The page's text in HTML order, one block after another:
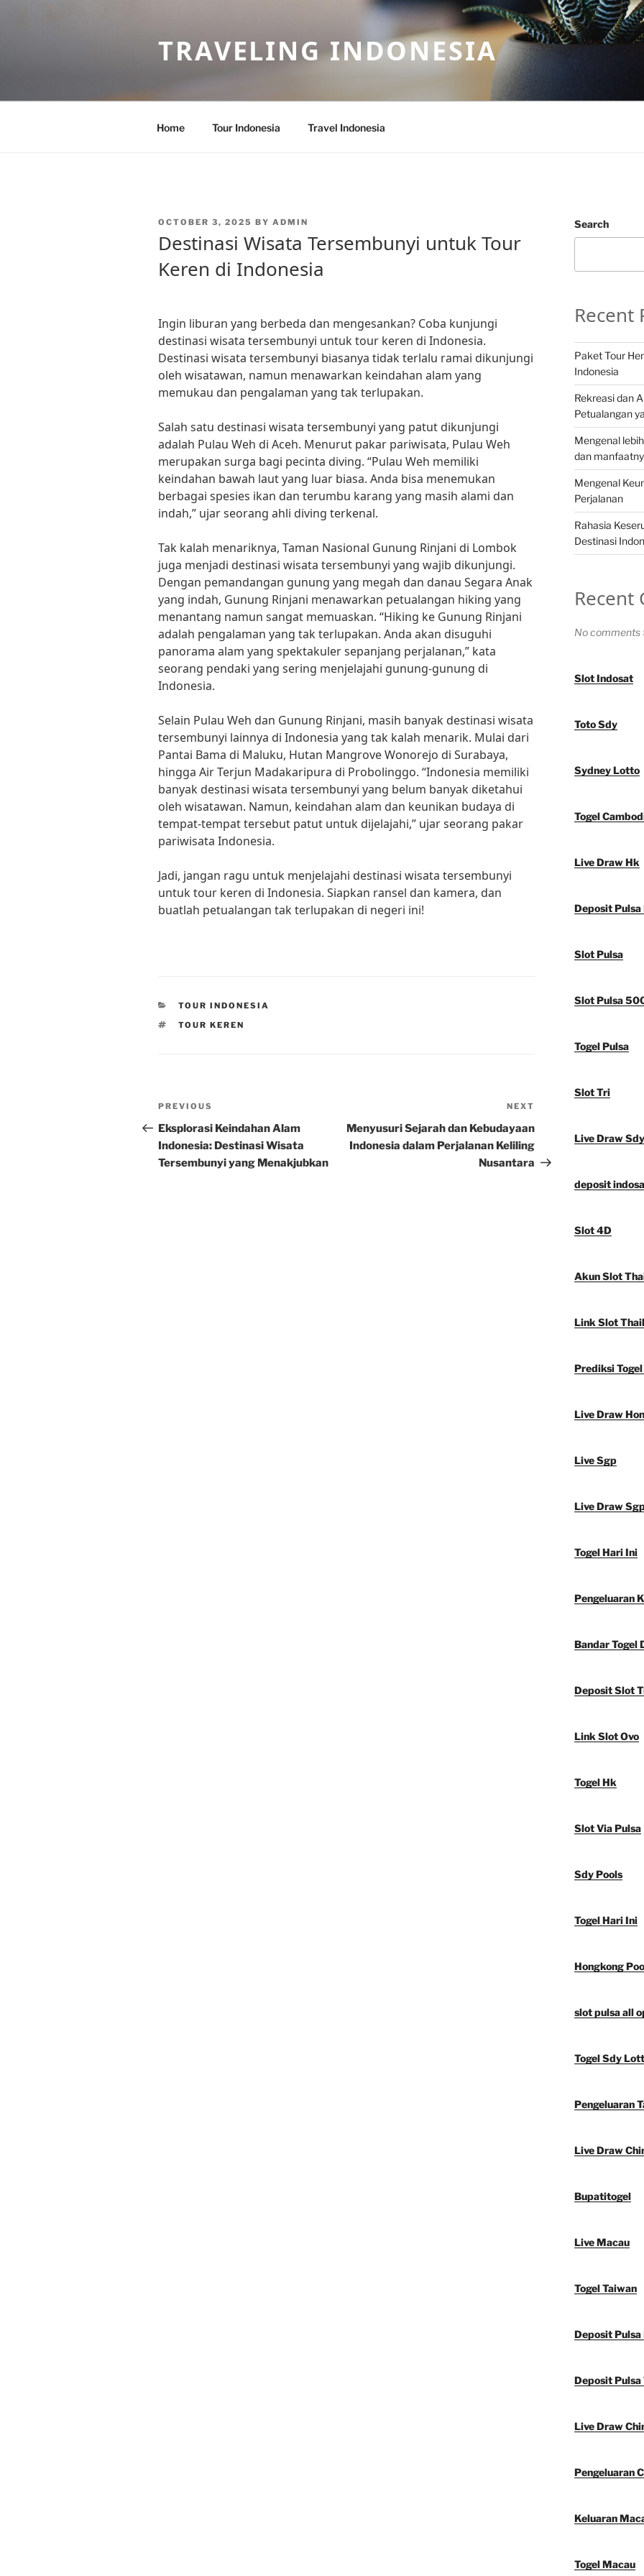
TRAVELING INDONESIA
Home Tour Indonesia Travel Indonesia
POSTED
OCTOBER 3, 2025 BY ADMIN
Destinasi Wisata Tersembunyi untuk Tour
Keren di Indonesia
Ingin liburan yang berbeda dan mengesankan? Coba kunjungi
destinasi wisata tersembunyi untuk tour keren di Indonesia.
Destinasi wisata tersembunyi biasanya tidak terlalu ramai dikunjungi
oleh wisatawan, namun menawarkan keindahan alam yang
memukau dan pengalaman yang tak terlupakan.
Salah satu destinasi wisata tersembunyi yang patut dikunjungi
adalah Pulau Weh di Aceh. Menurut pakar pariwisata, Pulau Weh
merupakan surga bagi pecinta diving. “Pulau Weh memiliki
keindahan bawah laut yang luar biasa. Anda bisa menemukan
berbagai spesies ikan dan terumbu karang yang masih alami dan
indah,” ujar seorang ahli diving terkenal.
Tak kalah menariknya, Taman Nasional Gunung Rinjani di Lombok
juga menjadi destinasi wisata tersembunyi yang wajib dikunjungi.
Dengan pemandangan gunung yang megah dan danau Segara Anak
yang indah, Gunung Rinjani menawarkan petualangan hiking yang
menantang namun sangat memuaskan. “Hiking ke Gunung Rinjani
adalah pengalaman yang tak terlupakan. Anda akan disuguhi
panorama alam yang spektakuler sepanjang perjalanan,” kata
seorang pendaki yang sering menjelajahi gunung-gunung di
Indonesia.
Selain Pulau Weh dan Gunung Rinjani, masih banyak destinasi wisata
tersembunyi lainnya di Indonesia yang tak kalah menarik. Mulai dari
Pantai Bama di Maluku, Hutan Mangrove Wonorejo di Surabaya,
hingga Air Terjun Madakaripura di Probolinggo. “Indonesia memiliki
banyak destinasi wisata tersembunyi yang belum banyak diketahui
oleh wisatawan. Namun, keindahan alam dan keunikan budaya di
tempat-tempat tersebut patut untuk dijelajahi,” ujar seorang pakar
pariwisata Indonesia.
Jadi, jangan ragu untuk menjelajahi destinasi wisata tersembunyi
untuk tour keren di Indonesia. Siapkan ransel dan kamera, dan
buatlah petualangan tak terlupakan di negeri ini!
CATEGORIES
TOUR INDONESIA
TAGS
TOUR KEREN
Post
navigation
Previous
Post
PREVIOUS
Eksplorasi Keindahan Alam
Indonesia: Destinasi Wisata
Tersembunyi yang Menakjubkan
Post
NEXT
Menyusuri Sejarah dan Kebudayaan
Indonesia dalam Perjalanan Keliling
Nusantara
Search
Recent
Paket Tour
Indonesia
Rekreasi dan
Petualangan
Mengenal
dan
Mengenal
Perjalanan
Rahasia
Destinasi
Recent
No comments
Slot Indosat
Toto Sdy
Sydney Lotto
Togel
Live Draw Hk
Deposit Pulsa
Slot Pulsa
Slot Pulsa
Togel Pulsa
Slot Tri
Live Draw Sdy
deposit
Slot 4D
Akun Slot
Link Slot
Prediksi
Live Draw
Live Sgp
Live Draw
Togel Hari Ini
Pengeluaran
Bandar Togel
Deposit Slot
Link Slot Ovo
Togel Hk
Slot Via Pulsa
Sdy Pools
Togel Hari Ini
Hongkong
slot pulsa all
Togel Sdy
Pengeluaran
Live Draw
Bupatitogel
Live Macau
Togel Taiwan
Deposit Pulsa
Deposit Pulsa
Live Draw
Pengeluaran
Keluaran
Togel Macau